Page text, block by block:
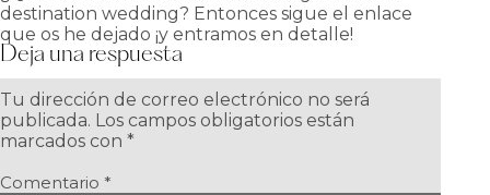
destination wedding? Entonces sigue el enlace
que os he dejado ¡y entramos en detalle!
Deja una respuesta
Tu dirección de correo electrónico no será
publicada. Los campos obligatorios están
marcados con *
Comentario *